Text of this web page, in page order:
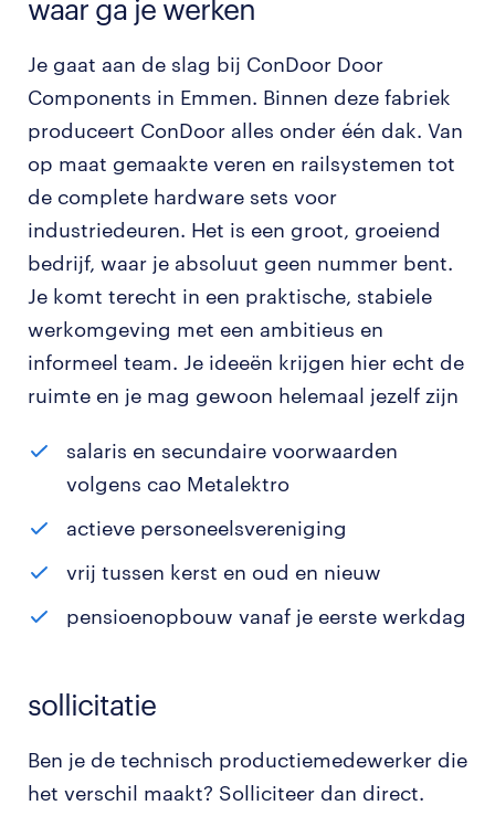
waar ga je werken
Je gaat aan de slag bij ConDoor Door
Components in Emmen. Binnen deze fabriek
produceert ConDoor alles onder één dak. Van
op maat gemaakte veren en railsystemen tot
de complete hardware sets voor
industriedeuren. Het is een groot, groeiend
bedrijf, waar je absoluut geen nummer bent.
Je komt terecht in een praktische, stabiele
werkomgeving met een ambitieus en
informeel team. Je ideeën krijgen hier echt de
ruimte en je mag gewoon helemaal jezelf zijn
salaris en secundaire voorwaarden
volgens cao Metalektro
actieve personeelsvereniging
vrij tussen kerst en oud en nieuw
pensioenopbouw vanaf je eerste werkdag
sollicitatie
Ben je de technisch productiemedewerker die
het verschil maakt? Solliciteer dan direct.